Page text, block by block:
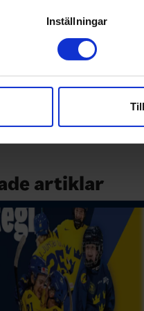
uppgifter
när som helst från cookie-
trafik. Vi
och analysföretag
Inställningar
Joakim
(omval 2år), Cissi
(kvarstår), Daniel
(nyval 2år), Helena
Andersson, Pontus
Lars Caarp, Anna Ider
artiklar